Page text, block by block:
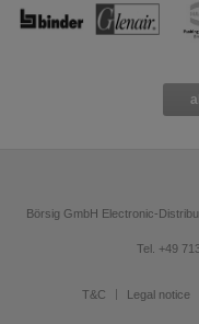
Börsig GmbH Electronic-
Tel. +49
T&C Legal notice